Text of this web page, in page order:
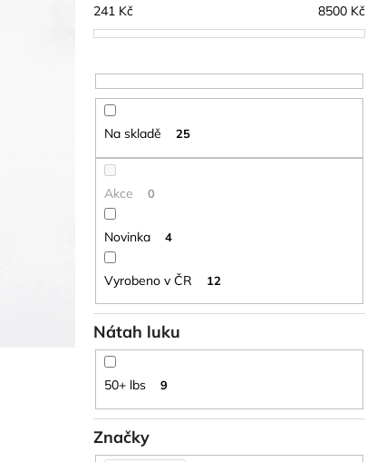
241 Kč 8500 Kč
Na skladě 25
Akce 0
Novinka 4
Vyrobeno v ČR 12
Značky
Nátah luku
50+ lbs 9